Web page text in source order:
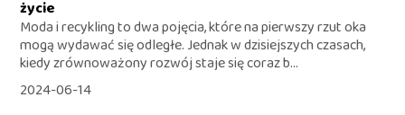
życie
Moda i recykling to dwa pojęcia, które na pierwszy rzut oka
mogą wydawać się odległe. Jednak w dzisiejszych czasach,
kiedy zrównoważony rozwój staje się coraz b...
2024-06-14